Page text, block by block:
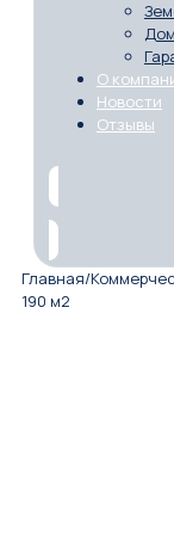
О
Новости
Отзывы
Главная/
190 м2